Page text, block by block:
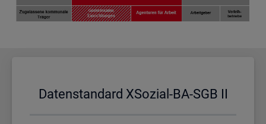
Da­ten­stan­dard XSo­zi­al-BA-SGB II